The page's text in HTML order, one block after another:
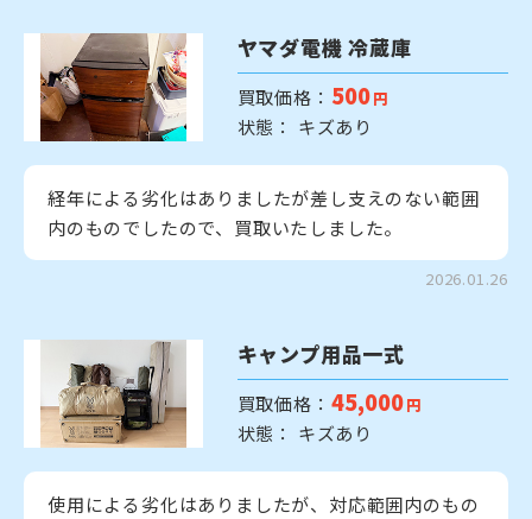
ヤマダ電機 冷蔵庫
買取価格： 500 円
状態： キズあり
経年による劣化はありましたが差し支えのない範囲
内のものでしたので、買取いたしました。
2026.01.26
キャンプ用品一式
買取価格： 45,000 円
状態： キズあり
使用による劣化はありましたが、対応範囲内のもの